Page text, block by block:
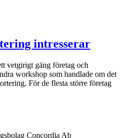
intresserar
vetgirigt gäng företag och
workshop som handlade om det
För de flesta större företag
Concordia Ab